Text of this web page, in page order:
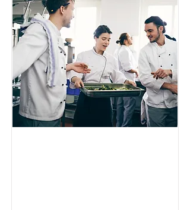
Huur
Bekijk dit pand